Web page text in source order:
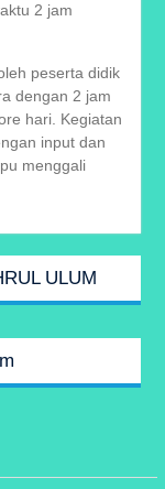
2 jam
peserta didik
dengan 2 jam
hari. Kegiatan
input dan
menggali
ULUM